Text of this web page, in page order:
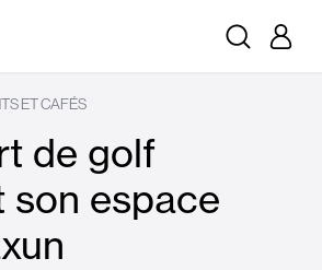
ET CAFÉS
de golf
son espace